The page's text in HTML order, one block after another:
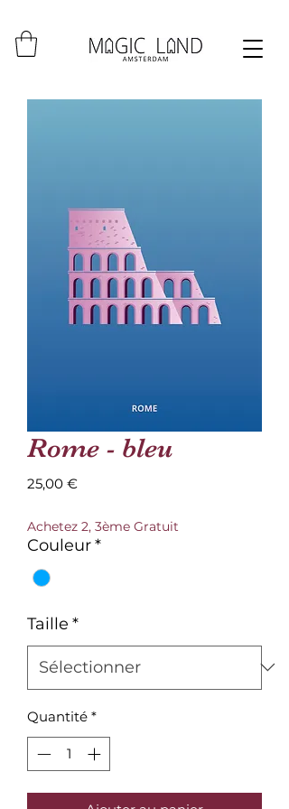
Rome - bleu
25,00 €
Achetez 2, 3ème Gratuit
Couleur*
Taille *
Quantité *